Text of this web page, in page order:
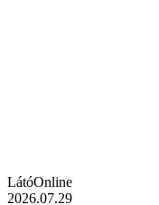
LátóOnline
2026.07.29